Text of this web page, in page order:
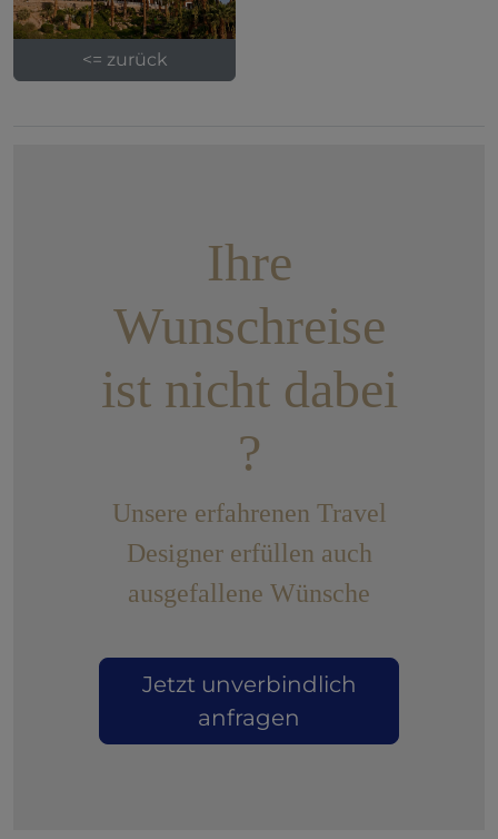
<= zurück
Ihre
Wunschreise
ist nicht dabei
?
Unsere erfahrenen Travel
Designer erfüllen auch
ausgefallene Wünsche
Jetzt unverbindlich
anfragen